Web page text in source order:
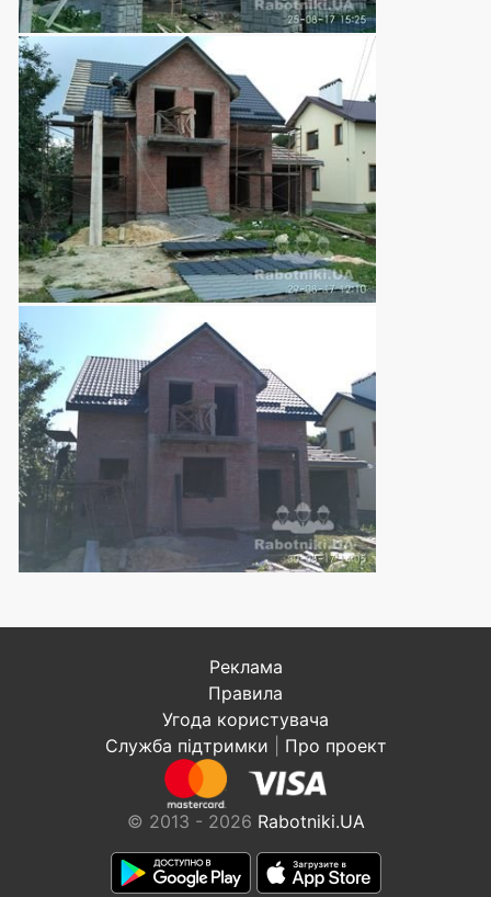
Реклама
Правила
Угода користувача
Служба підтримки
Про проект
© 2013 - 2026 Rabotniki.UA